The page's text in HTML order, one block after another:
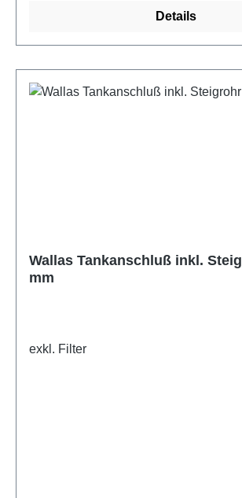
Details
Wallas Tankanschluß inkl.
mm
exkl. Filter